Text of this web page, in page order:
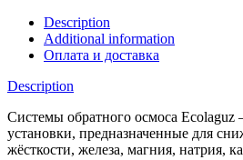
Description
Additional information
Оплата и доставка
Description
Системы обратного осмоса Ecolaguz
установки, предназначенные для
жёсткости, железа, магния, натрия,